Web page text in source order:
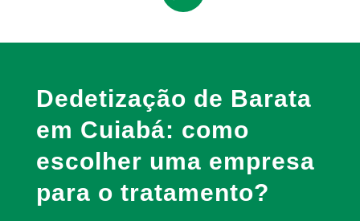
Dedetização de Barata
em Cuiabá: como
escolher uma empresa
para o tratamento?